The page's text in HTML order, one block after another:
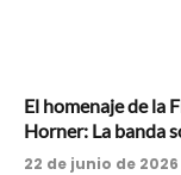
El homenaje de la
Horner: La banda
22 de junio de 2026